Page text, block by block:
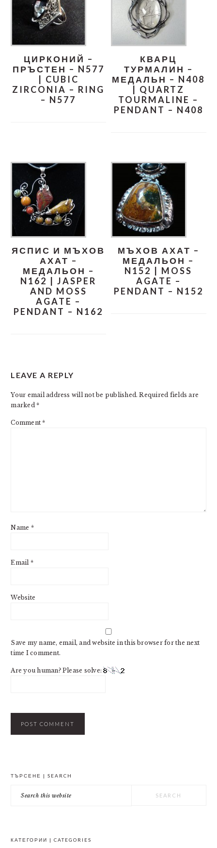
ЦИРКОНИЙ –
ПРЪСТЕН – N577
| CUBIC
ZIRCONIA – RING
– N577
КВАРЦ
ТУРМАЛИН –
МЕДАЛЬН – N408
| QUARTZ
TOURMALINE –
PENDANT – N408
ЯСПИС И МЪХОВ
АХАТ –
МЕДАЛЬОН –
N162 | JASPER
AND MOSS
AGATE –
PENDANT – N162
МЪХОВ АХАТ –
МЕДАЛЬОН –
N152 | MOSS
AGATE –
PENDANT – N152
INTERACTIONS
LEAVE A REPLY
Your email address will not be published. Required fields are
marked*
Comment*
Name *
Email *
Website
Save my name, email, and website in this browser for the next
time I comment.
Are you human? Please solve:
ТЪРСЕНЕ | SEARCH
this
КАТЕГОРИИ | CATEGORIES